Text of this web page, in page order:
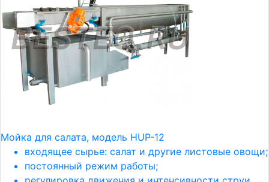
Мойка для салата, модель HUP-12
входящее сырье: салат и другие листовые овощи;
постоянный режим работы;